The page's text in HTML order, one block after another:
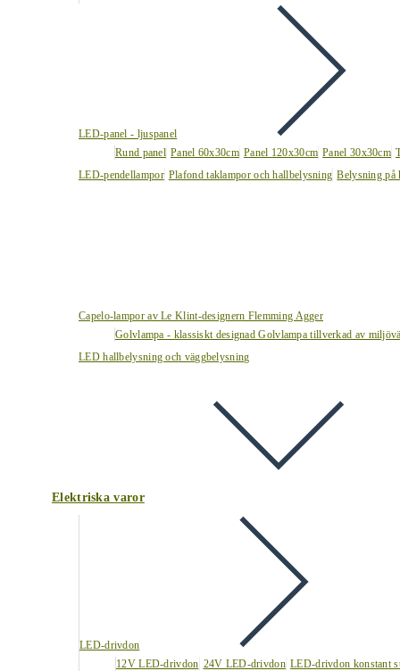
LED-panel - ljuspanel
Rund panel Panel 60x30cm Panel 120x30cm Panel 30x30cm
LED-pendellampor Plafond taklampor och hallbelysning Belysning på
Capelo-lampor av Le Klint-designern Flemming Agger
Golvlampa - klassiskt designad Golvlampa tillverkad av
LED hallbelysning och väggbelysning
Elektriska varor
LED-drivdon
12V LED-drivdon 24V LED-drivdon LED-drivdon konstant